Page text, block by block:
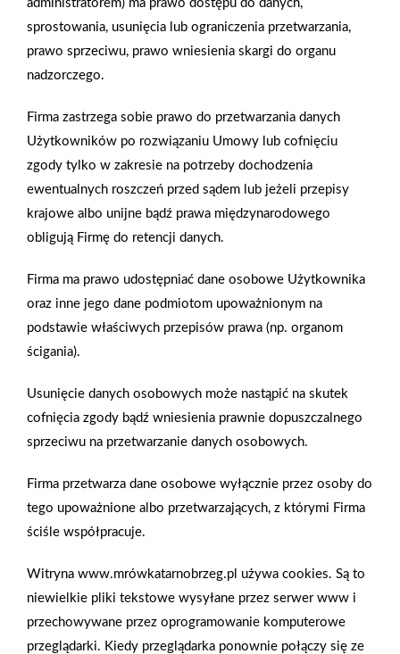
prefabrykowanego. Konstrukcje tego typu powstają naprawdę
szybko i sprawnie, co szczególnie cieszy oko inwestora, który
zdecydował się na budowę domu na całe życie. W przypadku
domu prefabrykowanego, obserwacja postępów prac
budowlanych może być szczególnie ekscytująca, ponieważ
wszystko odbywa się wyjątkowo efektownie, a postępy widać
z dnia na dzień.
Zobacz więcej
Kołek ramowy DuoXpand marki fischer
Mocowanie ramowe fischer DuoXpand o dwóch głębokościach
zabezpieczającą fischer do wielopunktowych zamocowań
systemów niekonstrukcyjnych w betonie i murach. Dzięki
specjalnej geometrii i kombinacji materiałów, kotwa rozszerza
muru.
Zobacz więcej
administratorem) ma prawo dostępu do danych,
sprostowania, usunięcia lub ograniczenia przetwarzania,
prawo sprzeciwu, prawo wniesienia skargi do organu
nadzorczego.
Firma zastrzega sobie prawo do przetwarzania danych
Użytkowników po rozwiązaniu Umowy lub cofnięciu
zgody tylko w zakresie na potrzeby dochodzenia
ewentualnych roszczeń przed sądem lub jeżeli przepisy
krajowe albo unijne bądź prawa międzynarodowego
obligują Firmę do retencji danych.
Firma ma prawo udostępniać dane osobowe Użytkownika
oraz inne jego dane podmiotom upoważnionym na
podstawie właściwych przepisów prawa (np. organom
ścigania).
Usunięcie danych osobowych może nastąpić na skutek
cofnięcia zgody bądź wniesienia prawnie dopuszczalnego
sprzeciwu na przetwarzanie danych osobowych.
Firma przetwarza dane osobowe wyłącznie przez osoby do
tego upoważnione albo przetwarzających, z którymi Firma
ściśle współpracuje.
Witryna www.mrówkatarnobrzeg.pl używa cookies. Są to
niewielkie pliki tekstowe wysyłane przez serwer www i
przechowywane przez oprogramowanie komputerowe
przeglądarki. Kiedy przeglądarka ponownie połączy się ze